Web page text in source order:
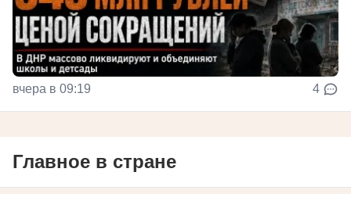
вчера в 09:19 4
Главное в стране